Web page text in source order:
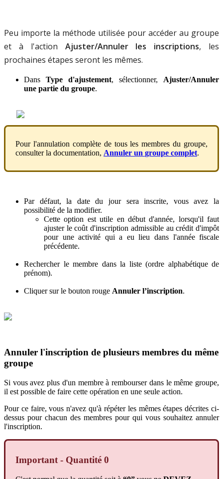
Peu importe la méthode utilisée pour accéder au groupe
et
à l'action Ajuster/Annuler les inscriptions,
les
prochaines étapes seront les mêmes.
Dans Type d'ajustement, sélectionner, Ajuster/Annuler
une partie du groupe.
Pour l'annulation complète de tous les membres du groupe,
consulter la documentation, Annuler un groupe complet.
Par défaut, la date du jour sera inscrite, vous avez
la
possibilité de la modifier.
Cette option est utile en début d'année, lorsqu'il faut
ajuster le coût d'inscription admissible au crédit d'impôt
pour une activité qui a eu lieu dans l'année fiscale
précédente.
Rechercher le membre dans la liste (ordre alphabétique de
prénom).
Cliquer sur le bouton rouge Annuler l’inscription.
Annuler l'inscription de plusieurs membres du même
groupe
Si vous avez plus d'un membre à rembourser dans le même groupe,
il est possible de faire cette opération en une seule action.
Pour ce faire, vous n'avez qu'à répéter les mêmes étapes décrites ci-
dessus pour chacun des membres pour qui vous souhaitez annuler
l'inscription.
Important - Quantité 0